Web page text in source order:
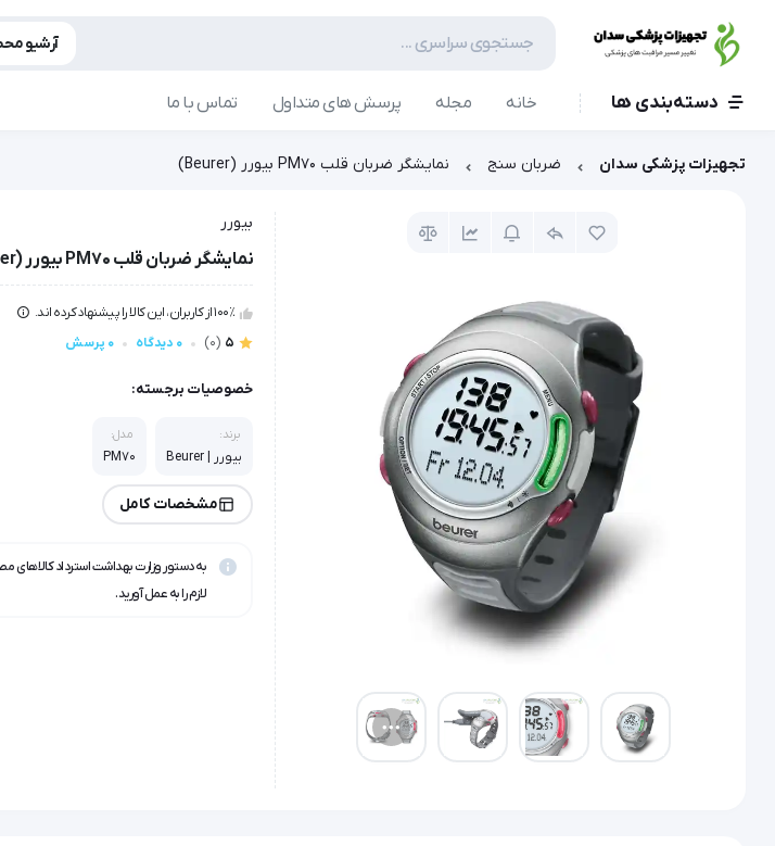
آرشیو
دسته‌بندی ها خانه مجله پرسش های متداول تماس با ما
تجهیزات پزشکی سدان ضربان سنج نمایشگر ضربان قلب PM70 بیورر (Beurer)
بیورر
نمایشگر ضربان قلب PM70 بیورر (Beurer)
100٪ از کاربران، این کالا را پیشنهاد کرده اند.
5
(0) 0 دیدگاه 0 پرسش
خصوصیات برجسته:
برند:
بیورر | Beurer
مدل:
PM70
مشخصات کامل
به دستور وزارت بهداشت استرداد کالاهای
لازم را به عمل آورید.